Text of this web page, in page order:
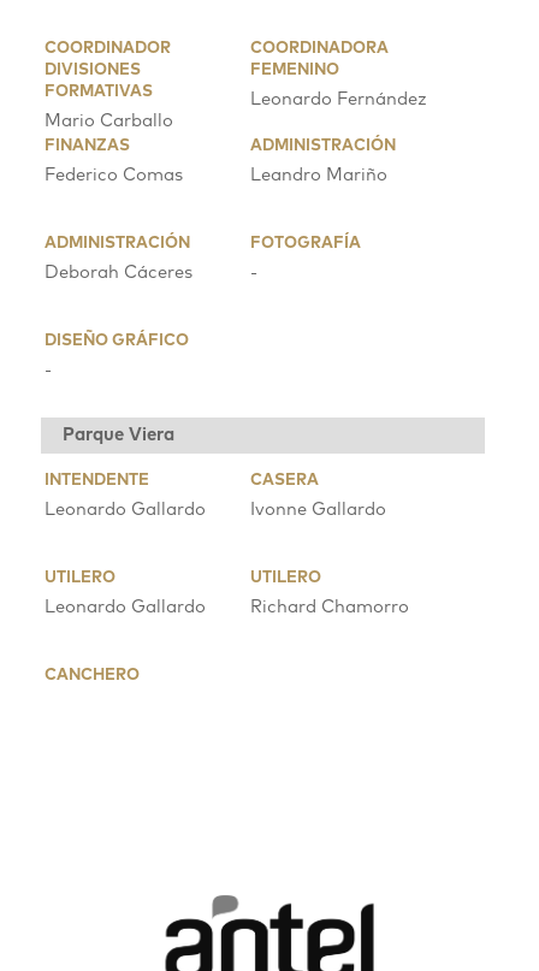
COORDINADOR
DIVISIONES
FORMATIVAS
Mario Carballo
COORDINADORA
FEMENINO
Leonardo Fernández
FINANZAS
Federico Comas
ADMINISTRACIÓN
Leandro Mariño
ADMINISTRACIÓN
Deborah Cáceres
FOTOGRAFÍA
-
DISEÑO GRÁFICO
-
Parque Viera
INTENDENTE
Leonardo Gallardo
CASERA
Ivonne Gallardo
UTILERO
Leonardo Gallardo
UTILERO
Richard Chamorro
CANCHERO